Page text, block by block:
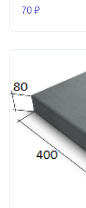
70 ₽